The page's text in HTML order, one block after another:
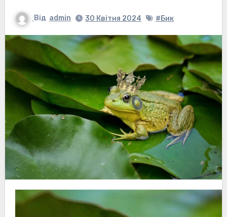
Від admin 30 Квітня 2024 #Бик